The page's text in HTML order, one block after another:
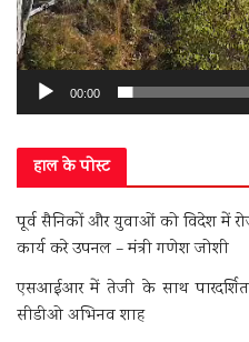
00:00
हाल के पोस्ट
पूर्व सैनिकों और युवाओं को विदेश में
कार्य करे उपनल – मंत्री गणेश जोशी
एसआईआर में तेजी के साथ
सीडीओ अभिनव शाह